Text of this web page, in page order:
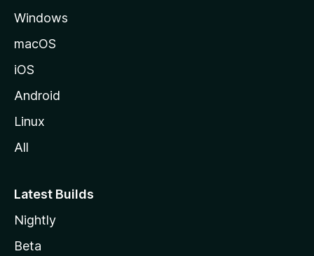
Windows
macOS
iOS
Android
Linux
All
Latest Builds
Nightly
Beta